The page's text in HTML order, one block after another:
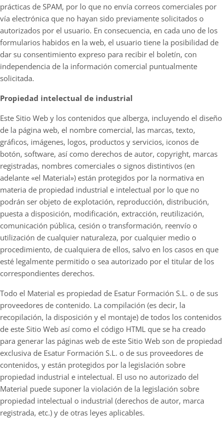
prácticas de SPAM, por lo que no envía correos comerciales por
vía electrónica que no hayan sido previamente solicitados o
autorizados por el usuario. En consecuencia, en cada uno de los
formularios habidos en la web, el usuario tiene la posibilidad de
dar su consentimiento expreso para recibir el boletín, con
independencia de la información comercial puntualmente
solicitada.
Propiedad intelectual de industrial
Este Sitio Web y los contenidos que alberga, incluyendo el diseño
de la página web, el nombre comercial, las marcas, texto,
gráficos, imágenes, logos, productos y servicios, iconos de
botón, software, así como derechos de autor, copyright, marcas
registradas, nombres comerciales o signos distintivos (en
adelante «el Material») están protegidos por la normativa en
materia de propiedad industrial e intelectual por lo que no
podrán ser objeto de explotación, reproducción, distribución,
puesta a disposición, modificación, extracción, reutilización,
comunicación pública, cesión o transformación, reenvío o
utilización de cualquier naturaleza, por cualquier medio o
procedimiento, de cualquiera de ellos, salvo en los casos en que
esté legalmente permitido o sea autorizado por el titular de los
correspondientes derechos.
Todo el Material es propiedad de Esatur Formación S.L. o de sus
proveedores de contenido. La compilación (es decir, la
recopilación, la disposición y el montaje) de todos los contenidos
de este Sitio Web así como el código HTML que se ha creado
para generar las páginas web de este Sitio Web son de propiedad
exclusiva de Esatur Formación S.L. o de sus proveedores de
contenidos, y están protegidos por la legislación sobre
propiedad industrial e intelectual. El uso no autorizado del
Material puede suponer la violación de la legislación sobre
propiedad intelectual o industrial (derechos de autor, marca
registrada, etc.) y de otras leyes aplicables.